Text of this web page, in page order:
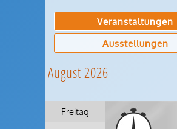
Veranstaltungen
Ausstellungen
August 2026
Freitag